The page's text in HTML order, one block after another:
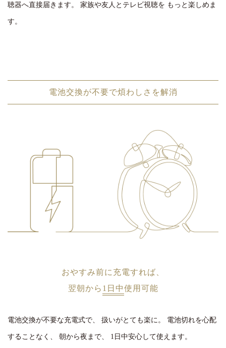
聴器へ直接届きます。 家族や友人とテレビ視聴を もっと楽しめま
す。
電池交換が不要で煩わしさを解消
おやすみ前に充電すれば、
翌朝から 1日中使用可能
電池交換が不要な充電式で、 扱いがとても楽に。 電池切れを心配
することなく、 朝から夜まで、 1日中安心して使えます。